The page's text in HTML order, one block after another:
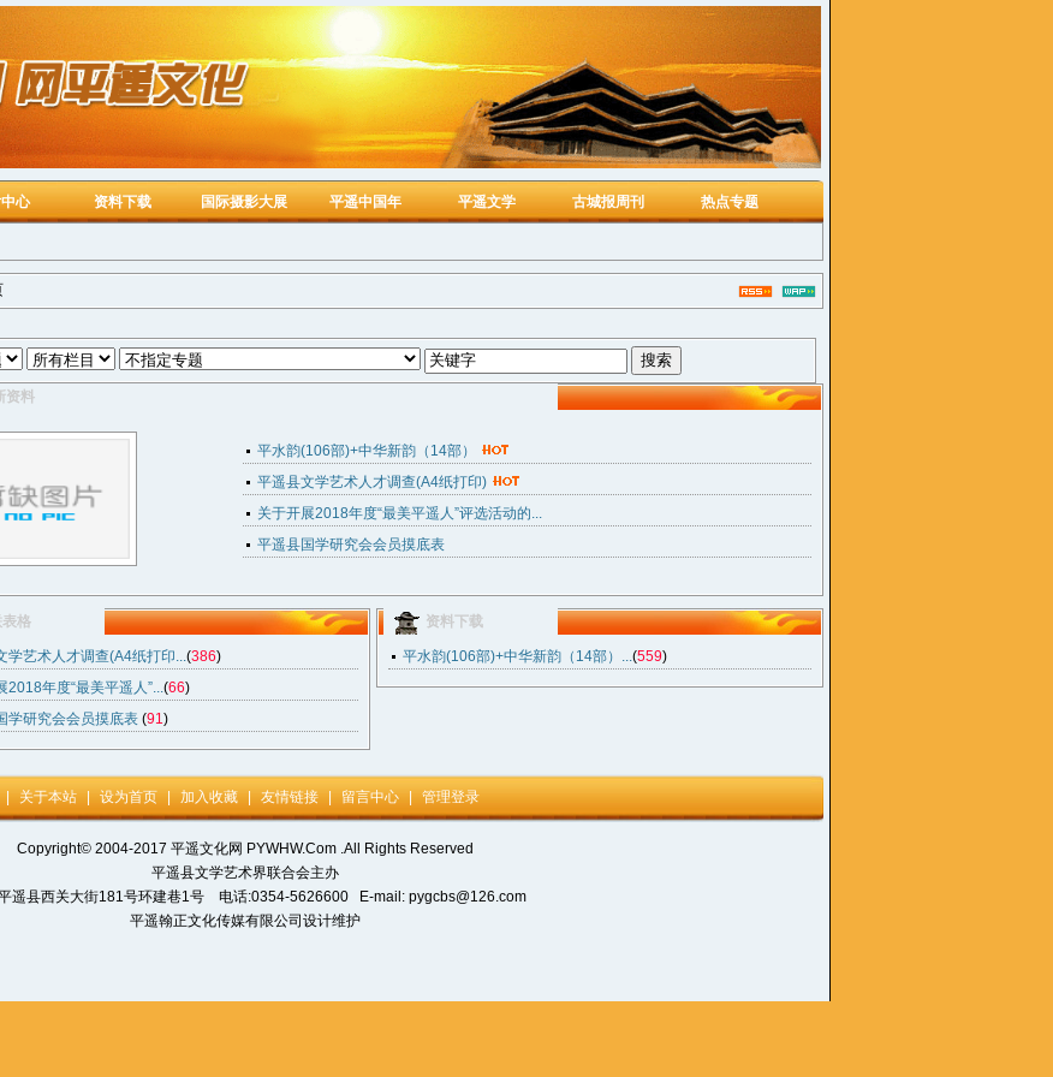
心 资料下载 国际摄影大展 平遥中国年 平遥文学 古城报周刊 热点专题
资料
平水韵(106部)+中华新韵（14部）
平遥县文学艺术人才调查(A4纸打印)
关于开展2018年度“最美平遥人”评选活动的...
平遥县国学研究会会员摸底表
表格
学艺术人才调查(A4纸打印...(386)
2018年度“最美平遥人”...(66)
学研究会会员摸底表 (91)
资料下载
平水韵(106部)+中华新韵（14部）...(559)
关于本站 设为首页 加入收藏 友情链接 留言中心 管理登录
Copyright© 2004-2017 平遥文化网 PYWHW.Com .All Rights Reserved
平遥县文学艺术界联合会主办
遥县西关大街181号环建巷1号 电话:0354-5626600 E-mail: pygcbs@126.com
平遥翰正文化传媒有限公司设计维护